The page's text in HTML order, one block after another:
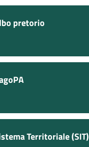
pretorio
Territoriale (SIT)